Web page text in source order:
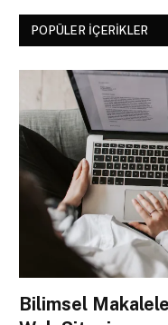
POPÜLER İÇERIKLER
Bilimsel